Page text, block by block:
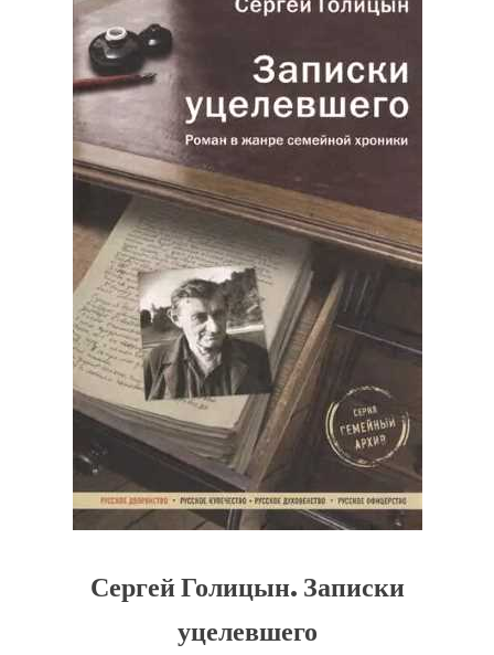
Сергей Голицын. Записки
уцелевшего